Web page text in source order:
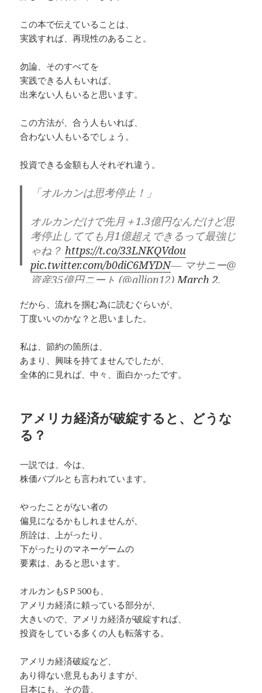
この本で伝えていることは、
実践すれば、再現性のあること。
勿論、そのすべてを
実践できる人もいれば、
出来ない人もいると思います。
この方法が、合う人もいれば、
合わない人もいるでしょう。
投資できる金額も人それぞれ違う。
「オルカンは思考停止！」
オルカンだけで先月＋1.3億円なんだけど思
考停止してても月1億超えできるって最強じ
ゃね？ https://t.co/33LNKQVdou
pic.twitter.com/b0diC6MYDN— マサニー@
資産35億円ニート (@alljon12) March 2,
だから、流れを掴む為に読むぐらいが、
丁度いいのかな？と思いました。
私は、節約の箇所は、
あまり、興味を持てませんでしたが、
全体的に見れば、中々、面白かったです。
アメリカ経済が破綻すると、どうな
る？
一説では、今は、
株価バブルとも言われています。
やったことがない者の
偏見になるかもしれませんが、
所詮は、上がったり、
下がったりのマネーゲームの
要素は、あると思います。
オルカンもSＰ500も、
アメリカ経済に頼っている部分が、
大きいので、アメリカ経済が破綻すれば、
投資をしている多くの人も転落する。
アメリカ経済破綻など、
あり得ない意見もありますが、
日本にも、その昔、